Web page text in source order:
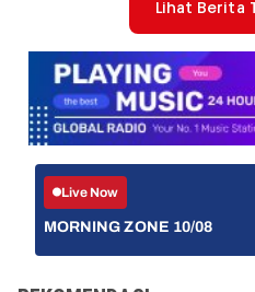
Lihat Berita
Live Now
MORNING ZONE 10/08